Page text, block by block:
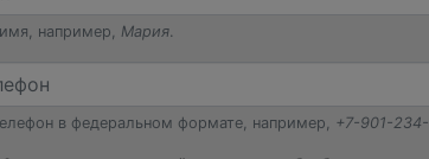
например, Мария.
в федеральном формате, например, +7-901-